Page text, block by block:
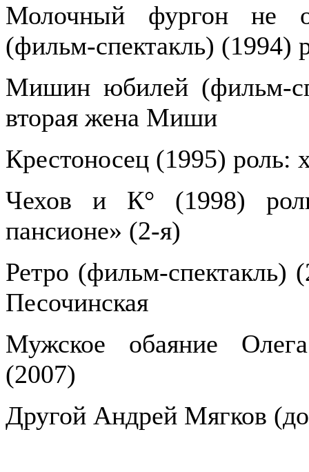
Молочный фургон не
(фильм-спектакль) (1994)
Мишин юбилей (фильм-
вторая жена Миши
Крестоносец (1995) роль:
Чехов и К° (1998)
пансионе» (2-я)
Ретро (фильм-спектакль)
Песочинская
Мужское обаяние
(2007)
Другой Андрей Мягков